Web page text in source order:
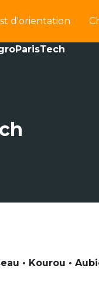
d'orientation
• Kourou •